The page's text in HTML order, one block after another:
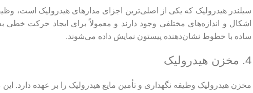
سیلندر هیدرولیک که یکی از اصلی‌ترین اجزای مدارهای هیدرولیک است،
اشکال و اندازه‌های مختلفی وجود دارند و معمولاً برای ایجاد حرکت
ساده با خطوط نشان‌دهنده پیستون نمایش داده می‌شوند.
4. مخزن هیدرولیک
مخزن هیدرولیک وظیفه نگهداری و تأمین مایع هیدرولیک را بر عهده دارد.